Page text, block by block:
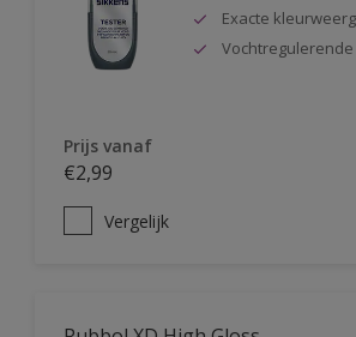
Exacte
Prijs vanaf
€2,99
Vergelijk